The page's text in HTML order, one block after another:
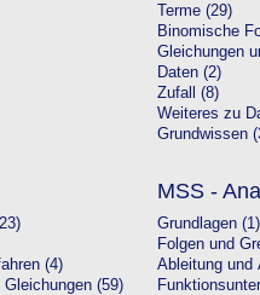
Terme (29)
Binomische
Gleichungen
Daten (2)
Zufall (8)
Weiteres zu
Grundwissen
(4)
(59)
MSS -
Grundlagen (1)
Folgen und
Ableitung und